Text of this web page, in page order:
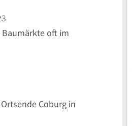
Baumärkte oft im
Coburg in